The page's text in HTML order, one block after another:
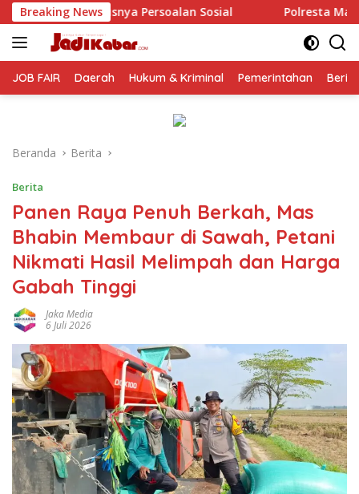
Langsung
ke
konten
Breaking News
Sosial Polresta Malang Kota Gelar Makan
JOB FAIR Daerah Hukum & Kriminal Pemerintahan
Beranda Berita
Berita
Panen Raya Penuh Berkah, Mas
Bhabin Membaur di Sawah, Petani
Nikmati Hasil Melimpah dan Harga
Gabah Tinggi
Jaka Media
6 Juli 2026